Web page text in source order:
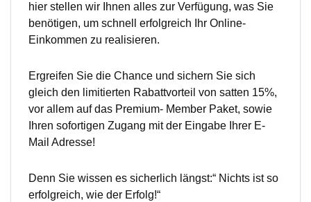
hier stellen wir Ihnen alles zur Verfügung, was Sie
benötigen, um schnell erfolgreich Ihr Online-
Einkommen zu realisieren.
Ergreifen Sie die Chance und sichern Sie sich
gleich den limitierten Rabattvorteil von satten 15%,
vor allem auf das Premium- Member Paket, sowie
Ihren sofortigen Zugang mit der Eingabe Ihrer E-
Mail Adresse!
Denn Sie wissen es sicherlich längst:“ Nichts ist so
erfolgreich, wie der Erfolg!“